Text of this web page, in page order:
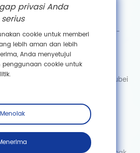
& Suggestions
info@casovbio.net
Wechat:
0086-
Innovation Hub
Road,
Development Zone, Wuhan, Hubei
Berlangganan
privasi Anda
cookie untuk memberi
lebih aman dan lebih
Anda menyetujui
penggunaan cookie untuk
Menolak